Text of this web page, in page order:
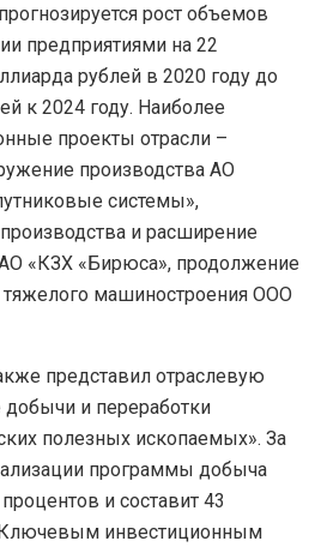
рост объемов
предприятиями на 22
рублей в 2020 году до
к 2024 году. Наиболее
проекты отрасли –
производства АО
системы»,
и расширение
«КЗХ «Бирюса», продолжение
тяжелого машиностроения ООО
представил отраслевую
и переработки
полезных ископаемых». За
программы добыча
и составит 43
Ключевым инвестиционным